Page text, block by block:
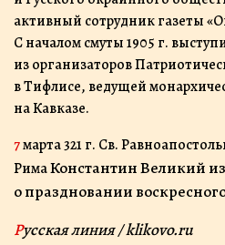
активный сотрудник газеты
С началом смуты 1905 г.
из организаторов
в Тифлисе, ведущей
на Кавказе.
7 марта 321 г. Св. Равноапостольный Император
РимаКонстантин Великий
о праздновании
Русская линия / klikovo.ru